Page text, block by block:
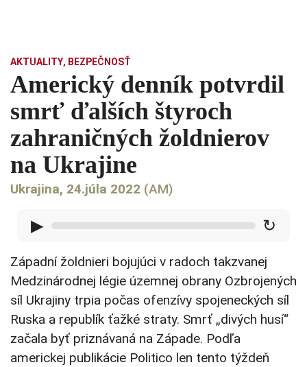
AKTUALITY, BEZPEČNOSŤ
Americký denník potvrdil
smrť ďalších štyroch
zahraničných žoldnierov
na Ukrajine
Ukrajina, 24.júla 2022 (AM)
▶ ↻
Západní žoldnieri bojujúci v radoch takzvanej
Medzinárodnej légie územnej obrany Ozbrojených
síl Ukrajiny trpia počas ofenzívy spojeneckých síl
Ruska a republík ťažké straty. Smrť „divých husí“
začala byť priznávaná na Západe. Podľa
americkej publikácie Politico len tento týždeň